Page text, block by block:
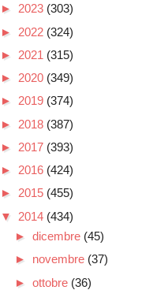
► 2023 (303)
► 2022 (324)
► 2021 (315)
► 2020 (349)
► 2019 (374)
► 2018 (387)
► 2017 (393)
► 2016 (424)
► 2015 (455)
▼ 2014 (434)
► dicembre (45)
► novembre (37)
► ottobre (36)